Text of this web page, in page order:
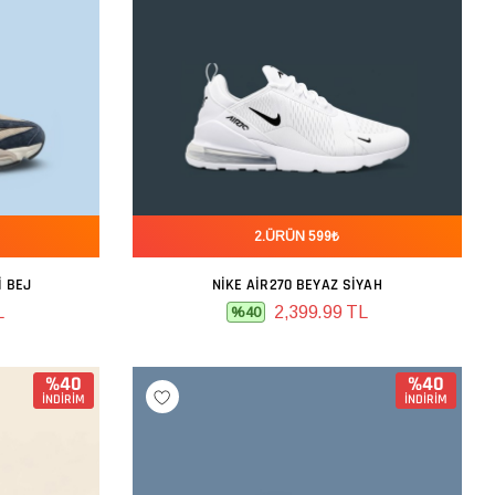
BEJ
2.ÜRÜN 599₺
SEPETE EKLE
NIKE AIR270 BEYAZ SIYAH
%40 2,399.99 TL
%40
İNDİRİM
%40
İNDİRİM